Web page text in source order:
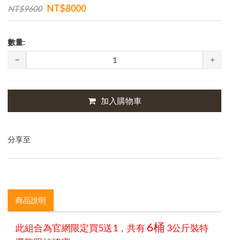
NT$9600 NT$8000
數量:
加入購物車
分享至
商品說明
此組合為官網限定買5送1，共有6桶 3公斤裝特